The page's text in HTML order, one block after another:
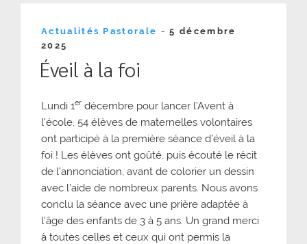
Actualités Pastorale -Publié
5 décembre
2025
Éveil à la foi
Lundi 1er décembre pour lancer l’Avent à
l’école, 54 élèves de maternelles volontaires
ont participé à la première séance d’éveil à la
foi ! Les élèves ont goûté, puis écouté le récit
de l’annonciation, avant de colorier un dessin
avec l’aide de nombreux parents. Nous avons
conclu la séance avec une prière adaptée à
l’âge des enfants de 3 à 5 ans. Un grand merci
à toutes celles et ceux qui ont permis la